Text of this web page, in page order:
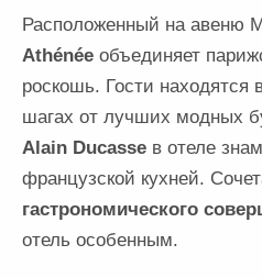
Расположенный на авеню
Athénée объединяет
роскошь. Гости находятся
шагах от лучших модных
Alain Ducasse в отеле
французской кухней.
гастрономического
отель особенным.